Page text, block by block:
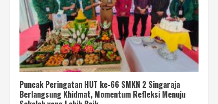
Puncak Peringatan HUT ke-66 SMKN 2 Singaraja
Berlangsung Khidmat, Momentum Refleksi Menuju